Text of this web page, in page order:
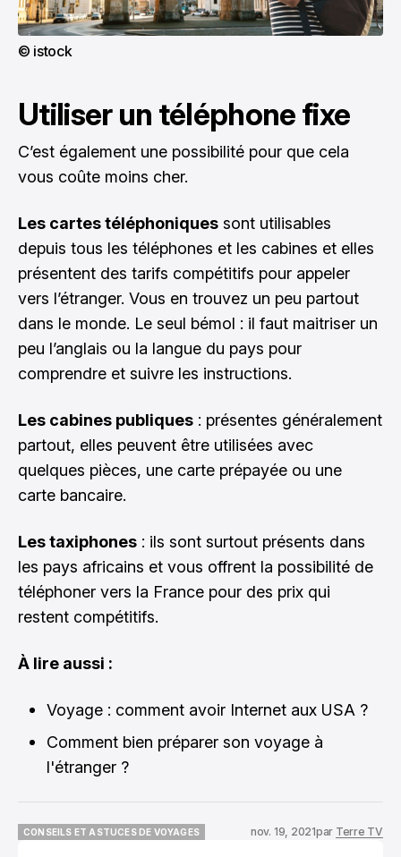
© istock
Utiliser un téléphone fixe
C’est également une possibilité pour que cela
vous coûte moins cher.
Les cartes téléphoniques sont utilisables
depuis tous les téléphones et les cabines et elles
présentent des tarifs compétitifs pour appeler
vers l’étranger. Vous en trouvez un peu partout
dans le monde. Le seul bémol : il faut maitriser un
peu l’anglais ou la langue du pays pour
comprendre et suivre les instructions.
Les cabines publiques : présentes généralement
partout, elles peuvent être utilisées avec
quelques pièces, une carte prépayée ou une
carte bancaire.
Les taxiphones : ils sont surtout présents dans
les pays africains et vous offrent la possibilité de
téléphoner vers la France pour des prix qui
restent compétitifs.
À lire aussi :
Voyage : comment avoir Internet aux USA ?
Comment bien préparer son voyage à
l'étranger ?
CONSEILS ET ASTUCES DE VOYAGES
nov. 19, 2021par Terre TV